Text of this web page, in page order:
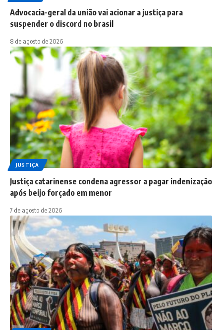
Advocacia-geral da união vai acionar a justiça para
suspender o discord no brasil
8 de agosto de 2026
JUSTIÇA
Justiça catarinense condena agressor a pagar indenização
após beijo forçado em menor
7 de agosto de 2026